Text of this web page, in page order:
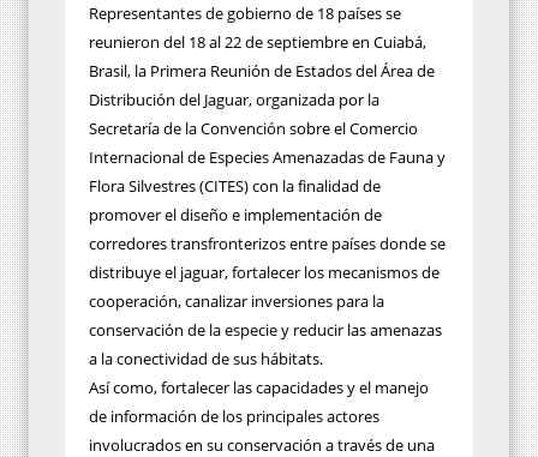
Representantes de gobierno de 18 países se
reunieron del 18 al 22 de septiembre en Cuiabá,
Brasil, la Primera Reunión de Estados del Área de
Distribución del Jaguar, organizada por la
Secretaría de la Convención sobre el Comercio
Internacional de Especies Amenazadas de Fauna y
Flora Silvestres (CITES) con la finalidad de
promover el diseño e implementación de
corredores transfronterizos entre países donde se
distribuye el jaguar, fortalecer los mecanismos de
cooperación, canalizar inversiones para la
conservación de la especie y reducir las amenazas
a la conectividad de sus hábitats.
Así como, fortalecer las capacidades y el manejo
de información de los principales actores
involucrados en su conservación a través de una